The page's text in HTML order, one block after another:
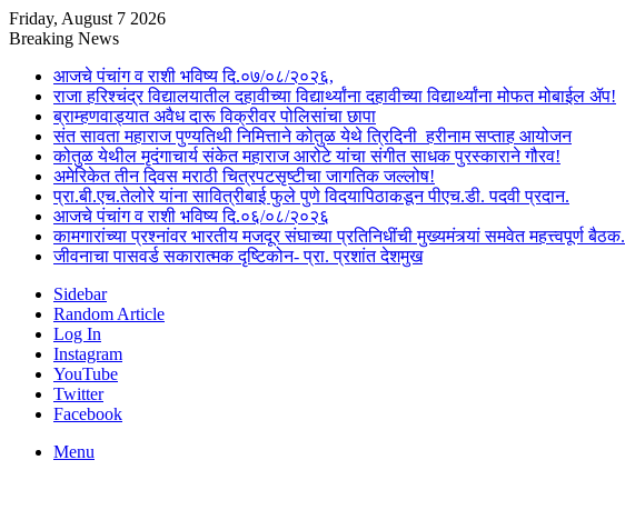
Friday, August 7 2026
Breaking News
आजचे पंचांग व राशी भविष्य दि.०७/०८/२०२६,
राजा हरिश्चंद्र विद्यालयातील दहावीच्या विद्यार्थ्यांना दहावीच्या विद्यार्थ्यांना मोफत मोबाईल ॲप!
ब्राम्हणवाड्यात अवैध दारू विक्रीवर पोलिसांचा छापा
संत सावता महाराज पुण्यतिथी निमित्ताने कोतुळ येथे त्रिदिनी हरीनाम सप्ताह आयोजन
कोतुळ येथील मृदंगाचार्य संकेत महाराज आरोटे यांचा संगीत साधक पुरस्काराने गौरव!
अमेरिकेत तीन दिवस मराठी चित्रपटसृष्टीचा जागतिक जल्लोष!
प्रा.बी.एच.तेलोरे यांना सावित्रीबाई फुले पुणे विदयापिठाकडून पीएच.डी. पदवी प्रदान.
आजचे पंचांग व राशी भविष्य दि.०६/०८/२०२६
कामगारांच्या प्रश्नांवर भारतीय मजदूर संघाच्या प्रतिनिधींची मुख्यमंत्र्यां समवेत महत्त्वपूर्ण बैठक.
जीवनाचा पासवर्ड सकारात्मक दृष्टिकोन- प्रा. प्रशांत देशमुख
Sidebar
Random Article
Log In
Instagram
YouTube
Twitter
Facebook
Menu